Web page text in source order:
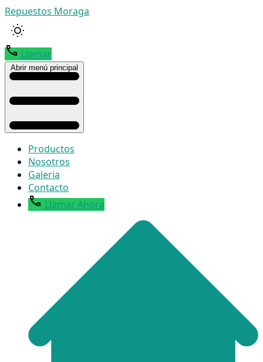
Repuestos Moraga
Llamar
Abrir menú principal
Productos
Nosotros
Galeria
Contacto
Llamar Ahora